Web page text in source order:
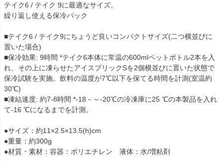
テイク6 / テイク 9に最適なサイズ。
繰り返し使える保冷パック
■テイク6 / テイク9にちょうど良いコンパクトサイズ(二つ横並びに
置いた場合)
■保冷効果: 9時間 *テイク6本体に常温の600mlペットボトル2本を入
れ、その上に凍らせたアイスブリックSを2個横並びに置いた状態で
保冷試験を実施。飲料の温度が7℃以下を保てる時間を計測(室温約
30℃)
■凍結速度: 約7-8時間 *-18－～-20℃の冷凍庫に25 ℃の本製品を入れ
て-16 ℃になるまでを計測。
●サイズ：約11×2.5×13.5(h)cm
●重量：約300g
●材質・素材：容器：ポリエチレン 液体：水/増粘剤